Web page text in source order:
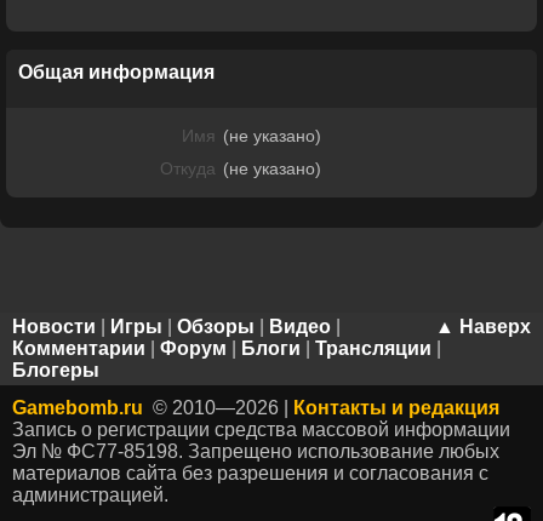
Общая информация
Имя (не указано)
Откуда (не указано)
▲ Наверх
Новости Игры Обзоры Видео
Комментарии
Форум Блоги Трансляции
Блогеры
Gamebomb.ru © 2010—2026 |
Контакты и редакция
Запись о регистрации средства массовой информации
Эл № ФС77-85198. Запрещено использование любых
материалов сайта без разрешения и согласования с
администрацией.